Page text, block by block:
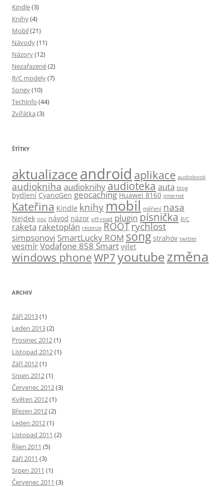
Kindle(3)
Knihy(4)
Mobil(21)
Návody(11)
Názory(12)
Nezařazené(2)
R/C modely(7)
Songy(10)
Techinfo (44)
Zvířátka (3)
ŠTÍTKY
aktualizaceandroid aplikace audiobook
audiokniha audioknihy audioteka auta blog
bydlení CyanoGen geocaching Huawei 8160 internet
Kateřina Kindle knihy mobil měření nasa
Nejdek noc návod názor off-road plugin písnička R/C
raketa raketoplán recenze ROOTrychlost
simpsonovi SmartLucky ROM song strahov twitter
vesmírVodafone 858 Smart výlet
windows phoneWP7youtubezměna
ARCHIV
Září 2013(1)
Leden 2013(2)
Prosinec 2012(1)
Listopad 2012(1)
Září 2012(1)
Srpen 2012(1)
Červenec 2012(3)
Květen 2012(1)
Březen 2012(2)
Leden 2012(1)
Listopad 2011 (2)
Říjen 2011 (5)
Září 2011 (3)
Srpen 2011 (1)
Červenec 2011 (3)